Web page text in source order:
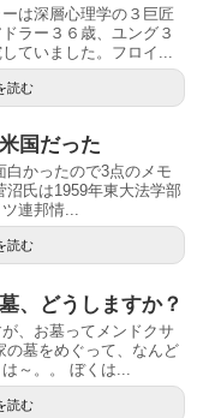
は深層心理学の３巨匠
ラー３６歳、ユング３
ていました。フロイ...
読む
国だった
かったので3点のメモ
沼氏は1959年東大法学部
連邦情...
読む
、どうしますか？
、お墓ってメンドクサ
の墓をめぐって、なんど
～。。 ぼくは...
読む